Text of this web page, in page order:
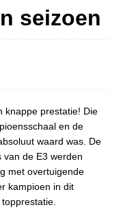
seizoen
knappe prestatie! Die
en de
waard was. De
van de E3 werden
met overtuigende
kampioen in dit